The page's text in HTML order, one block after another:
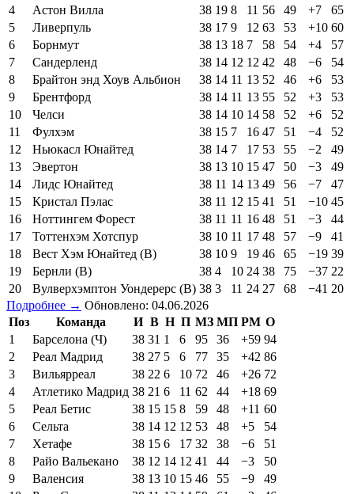
4
Астон Вилла 38 19 8 11 56 49 +7
65
5
Ливерпуль 38 17 9 12 63 53 +10 60
6
Борнмут 38 13 18 7 58 54 +4
57
7
Сандерленд 38 14 12 12 42 48 −6
54
8
Брайтон энд Хоув Альбион 38 14 11 13 52 46 +6
53
9
Брентфорд 38 14 11 13 55 52 +3
53
10
Челси 38 14 10 14 58 52 +6
52
11
Фулхэм 38 15 7 16 47 51 −4
52
12
Ньюкасл Юнайтед 38 14 7 17 53 55 −2
49
13
Эвертон 38 13 10 15 47 50 −3
49
14
Лидс Юнайтед 38 11 14 13 49 56 −7
47
15
Кристал Пэлас 38 11 12 15 41 51 −10 45
16
Ноттингем Форест 38 11 11 16 48 51 −3
44
17
Тоттенхэм Хотспур 38 10 11 17 48 57 −9
41
18
Вест Хэм Юнайтед (В) 38 10 9 19 46 65 −19 39
19
Бернли (В) 38 4 10 24 38 75 −37 22
20
Вулверхэмптон Уондерерс (В) 38 3 11 24 27 68 −41 20
Подробнее → Обновлено: 04.06.2026
Поз
Команда И В Н П МЗ МП РМ О
1
Барселона (Ч) 38 31 1 6 95 36 +59 94
2
Реал Мадрид 38 27 5 6 77 35 +42 86
3
Вильярреал 38 22 6 10 72 46 +26 72
4
Атлетико Мадрид 38 21 6 11 62 44 +18 69
5
Реал Бетис 38 15 15 8 59 48 +11 60
6
Сельта 38 14 12 12 53 48 +5
54
7
Хетафе 38 15 6 17 32 38 −6
51
8
Райо Вальекано 38 12 14 12 41 44 −3
50
9
Валенсия 38 13 10 15 46 55 −9
49